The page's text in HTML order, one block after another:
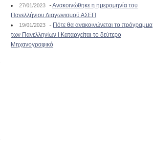
27/01/2023 -Ανακοινώθηκε η ημερομηνία του
Πανελλήνιου Διαγωνισμού ΑΣΕΠ
19/01/2023 - Πότε θα ανακοινώνεται το πρόγραμμα
των Πανελληνίων | Καταργείται το δεύτερο
Μηχανογραφικό